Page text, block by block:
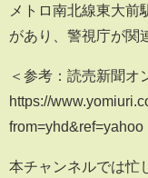
メトロ南北線東大
があり、警視庁が関
＜参考：読売新聞オ
https://
from=yhd&ref=yahoo
本チャンネルでは忙